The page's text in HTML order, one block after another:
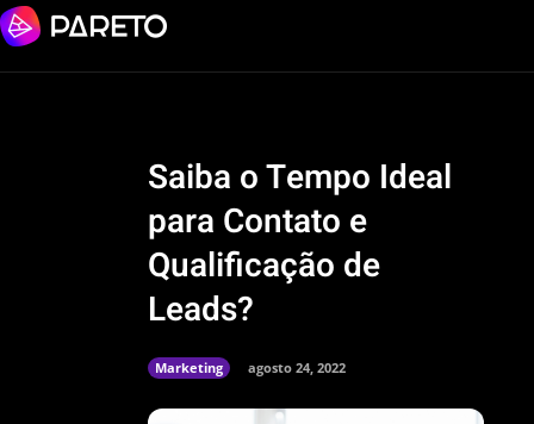
Saiba o Tempo Ideal
para Contato e
Qualificação de
Leads?
Marketing agosto 24, 2022